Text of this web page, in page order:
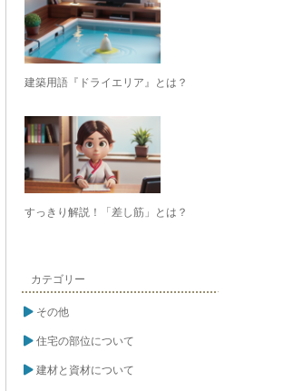
建築用語『ドライエリア』とは？
すっきり解説！「差し筋」とは？
カテゴリー
その他
住宅の部位について
建材と資材について